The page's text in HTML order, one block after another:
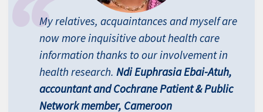
My relatives, acquaintances and myself are
now more inquisitive about health care
information thanks to our involvement in
health research. Ndi Euphrasia Ebai-Atuh,
accountant and Cochrane Patient & Public
Network member, Cameroon